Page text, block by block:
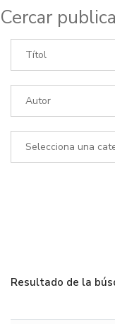
Cercar
Resultado de la